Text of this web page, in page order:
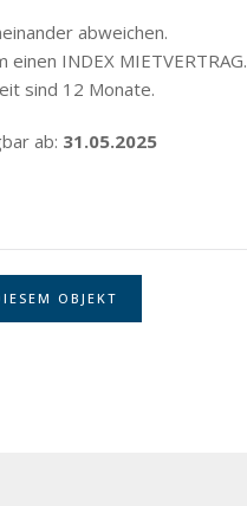
abweichen.
einen INDEX MIETVERTRAG.
sind 12 Monate.
ab: 31.05.2025
OBJEKT